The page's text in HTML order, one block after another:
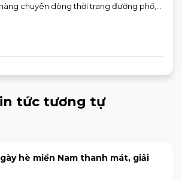
chuyên dòng thời trang đường phố,
tiện, khách hàng có thể dễ dàng tìm được
hợp để mua sắm và trải nghiệm các
tức tương tự
hè miền Nam thanh mát, giải